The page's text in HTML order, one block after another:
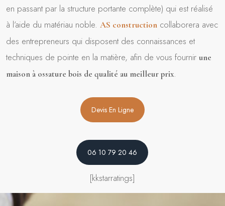
en passant par la structure portante complète) qui est réalisé
à l’aide du matériau noble.AS construction collaborera avec
des entrepreneurs qui disposent des connaissances et
techniques de pointe en la matière, afin de vous fournirune
maison à ossature bois de qualité au meilleur prix.
Devis En Ligne
06 10 79 20 46
[kkstarratings]